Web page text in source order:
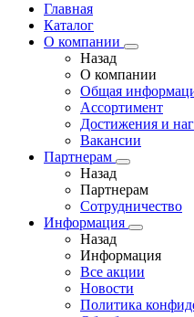
Главная
Каталог
О компании
Назад
О компании
Общая
Ассортимент
Достижения и
Вакансии
Партнерам
Назад
Партнерам
Сотрудничество
Информация
Назад
Информация
Все акции
Новости
Политика